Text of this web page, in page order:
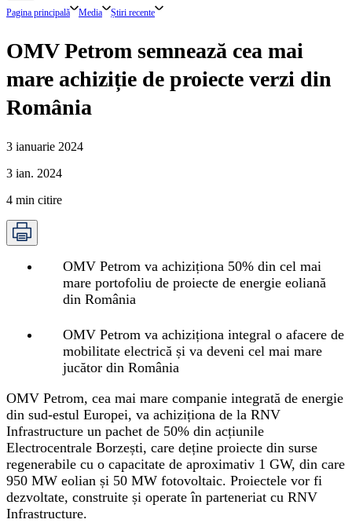
Pagina principală Media Știri recente
OMV Petrom semnează cea mai
mare achiziție de proiecte verzi din
România
3 ianuarie 2024
3 ian. 2024
4 min citire
OMV Petrom va achiziționa 50% din cel mai
mare portofoliu de proiecte de energie eoliană
din România
OMV Petrom va achiziționa integral o afacere de
mobilitate electrică și va deveni cel mai mare
jucător din România
OMV Petrom, cea mai mare companie integrată de energie
din sud-estul Europei, va achiziționa de la RNV
Infrastructure un pachet de 50% din acțiunile
Electrocentrale Borzești, care deține proiecte din surse
regenerabile cu o capacitate de aproximativ 1 GW, din care
950 MW eolian și 50 MW fotovoltaic. Proiectele vor fi
dezvoltate, construite și operate în parteneriat cu RNV
Infrastructure.